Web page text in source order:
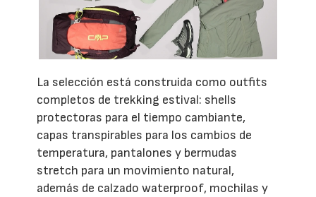
La selección está construida como outfits
completos de trekking estival: shells
protectoras para el tiempo cambiante,
capas transpirables para los cambios de
temperatura, pantalones y bermudas
stretch para un movimiento natural,
además de calzado waterproof, mochilas y